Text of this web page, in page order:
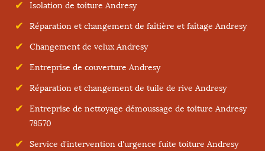
Isolation de toiture Andresy
Réparation et changement de faîtière et faîtage Andresy
Changement de velux Andresy
Entreprise de couverture Andresy
Réparation et changement de tuile de rive Andresy
Entreprise de nettoyage démoussage de toiture Andresy
78570
Service d'intervention d'urgence fuite toiture Andresy